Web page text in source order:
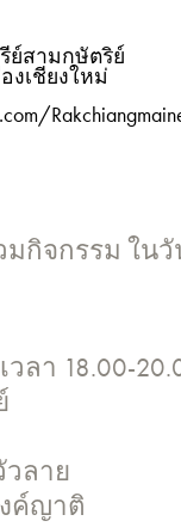
ย์สามกษัตริย์
งเชียงใหม่
กิจกรรม ในวั
วลา 18.00-
ลาย
ค์ญาติ